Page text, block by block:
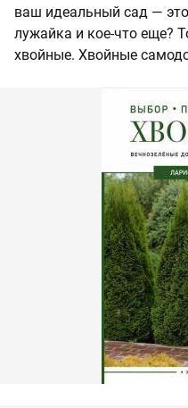
ваш идеальный сад — это
лужайка и кое-что еще?
хвойные. Хвойные